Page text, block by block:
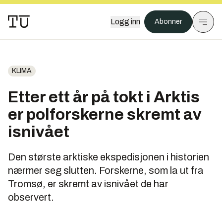
Logg inn Abonner
KLIMA
Etter ett år på tokt i Arktis
er polforskerne skremt av
isnivået
Den største arktiske ekspedisjonen i historien
nærmer seg slutten. Forskerne, som la ut fra
Tromsø, er skremt av isnivået de har
observert.